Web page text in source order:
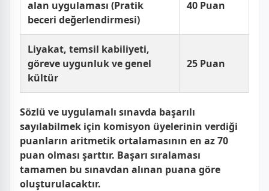
alan uygulaması (Pratik
beceri değerlendirmesi)
40 Puan
Liyakat, temsil kabiliyeti,
göreve uygunluk ve genel
kültür
25 Puan
Sözlü ve uygulamalı sınavda başarılı
sayılabilmek için komisyon üyelerinin verdiği
puanların aritmetik ortalamasının en az 70
puan olması şarttır. Başarı sıralaması
tamamen bu sınavdan alınan puana göre
oluşturulacaktır.